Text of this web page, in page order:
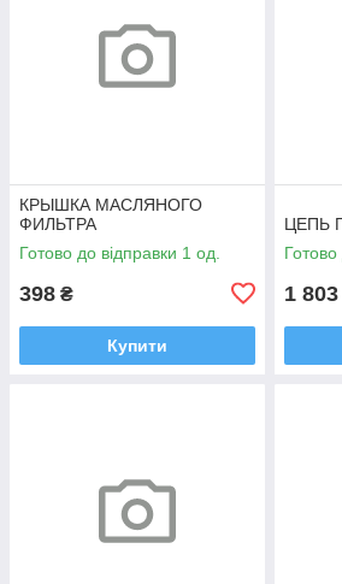
КРЫШКА МАСЛЯНОГО
ФИЛЬТРА
Готово до відправки 1 од.
398 ₴
Купити
ЦЕПЬ
Готово
1 803